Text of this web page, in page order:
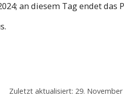
an diesem Tag endet das
Zuletzt aktualisiert: 29. November